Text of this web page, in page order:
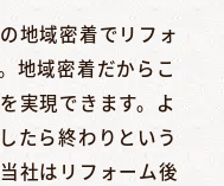
地域密着でリフォ
地域密着だからこ
実現できます。よ
たら終わりという
社はリフォーム後